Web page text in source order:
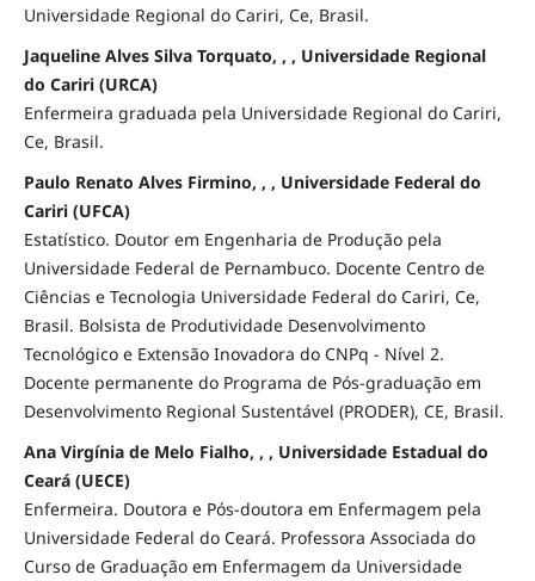
Universidade Regional do Cariri, Ce, Brasil.
Jaqueline Alves Silva Torquato, , , Universidade Regional
do Cariri (URCA)
Enfermeira graduada pela Universidade Regional do Cariri,
Ce, Brasil.
Paulo Renato Alves Firmino, , , Universidade Federal do
Cariri (UFCA)
Estatístico. Doutor em Engenharia de Produção pela
Universidade Federal de Pernambuco. Docente Centro de
Ciências e Tecnologia Universidade Federal do Cariri, Ce,
Brasil. Bolsista de Produtividade Desenvolvimento
Tecnológico e Extensão Inovadora do CNPq - Nível 2.
Docente permanente do Programa de Pós-graduação em
Desenvolvimento Regional Sustentável (PRODER), CE, Brasil.
Ana Virgínia de Melo Fialho, , , Universidade Estadual do
Ceará (UECE)
Enfermeira. Doutora e Pós-doutora em Enfermagem pela
Universidade Federal do Ceará. Professora Associada do
Curso de Graduação em Enfermagem da Universidade